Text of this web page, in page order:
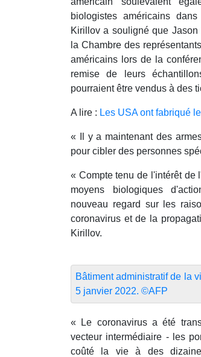
biologistes américains
Kirillov a souligné que
la Chambre des
américains lors de la
remise de leurs
pourraient être vendus à des
A lire : Les USA ont fabriqué
« Il y a maintenant des
pour cibler des personnes
« Compte tenu de l'intérêt de
moyens biologiques
nouveau regard sur les
coronavirus et de la
Kirillov.
Bâtiment administratif de la
5 janvier 2022. ©AFP
« Le coronavirus a été
vecteur intermédiaire - les
coûté la vie à des